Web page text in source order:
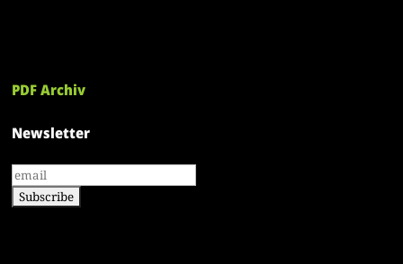
PDF Archiv
Newsletter